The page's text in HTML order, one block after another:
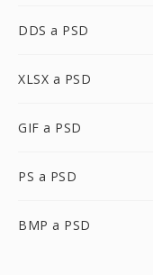
DDS a PSD
XLSX a PSD
GIF a PSD
PS a PSD
BMP a PSD